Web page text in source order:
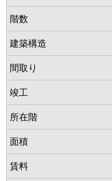
階数
建築構造
間取り
竣工
所在階
面積
賃料